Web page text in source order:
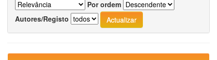
Por ordem
Autores/Registo